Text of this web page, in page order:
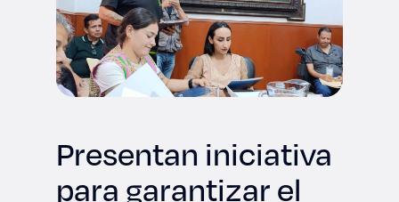
Presentan iniciativa
para garantizar el